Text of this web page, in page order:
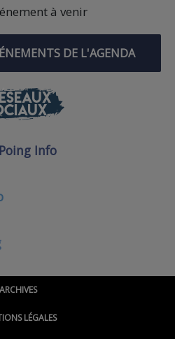
à venir
DE L'AGENDA
Info
ARCHIVES
LÉGALES